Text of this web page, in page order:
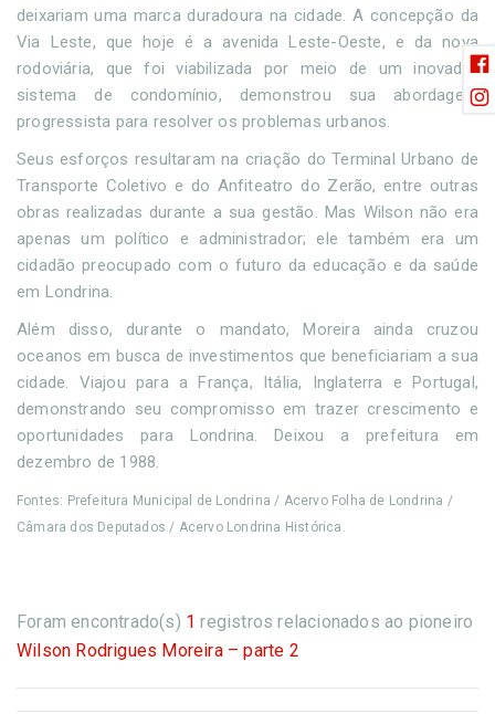
deixariam uma marca duradoura na cidade. A concepção da
Via Leste, que hoje é a avenida Leste-Oeste, e da nova
rodoviária, que foi viabilizada por meio de um inovador
sistema de condomínio, demonstrou sua abordagem
progressista para resolver os problemas urbanos.
Seus esforços resultaram na criação do Terminal Urbano de
Transporte Coletivo e do Anfiteatro do Zerão, entre outras
obras realizadas durante a sua gestão. Mas Wilson não era
apenas um político e administrador; ele também era um
cidadão preocupado com o futuro da educação e da saúde
em Londrina.
Além disso, durante o mandato, Moreira ainda cruzou
oceanos em busca de investimentos que beneficiariam a sua
cidade. Viajou para a França, Itália, Inglaterra e Portugal,
demonstrando seu compromisso em trazer crescimento e
oportunidades para Londrina. Deixou a prefeitura em
dezembro de 1988.
Fontes: Prefeitura Municipal de Londrina / Acervo Folha de Londrina /
Câmara dos Deputados / Acervo Londrina Histórica.
Foram encontrado(s) 1 registros relacionados ao pioneiro
Wilson Rodrigues Moreira – parte 2